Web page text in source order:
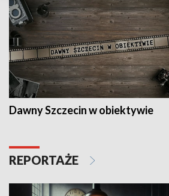
Dawny Szczecin w obiektywie
REPORTAŻE